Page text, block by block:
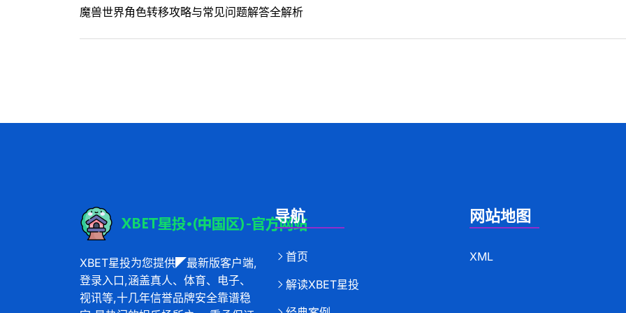
魔兽世界角色转移攻略与常见问题解答全解析
XBET星投为您提供◤最新版客户端,
登录入口,涵盖真人、体育、电子、
视讯等,十几年信誉品牌安全靠谱稳
导航
首页
解读XBET星投
网站地图
XML